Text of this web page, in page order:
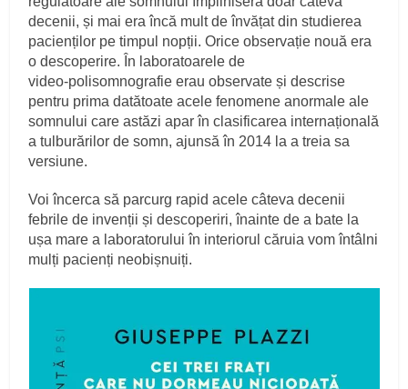
decenii, și mai era încă mult de învățat din studierea
pacienților pe timpul nopții. Orice observație nouă era
o descoperire. În laboratoarele de
video‑polisomnografie erau observate și descrise
pentru prima datătoate acele fenomene anormale ale
somnului care astăzi apar în clasificarea internațională
a tulburărilor de somn, ajunsă în 2014 la a treia sa
versiune.
Voi încerca să parcurg rapid acele câteva decenii
febrile de invenții și descoperiri, înainte de a bate la
ușa mare a laboratorului în interiorul căruia vom întâlni
mulți pacienți neobișnuiți.